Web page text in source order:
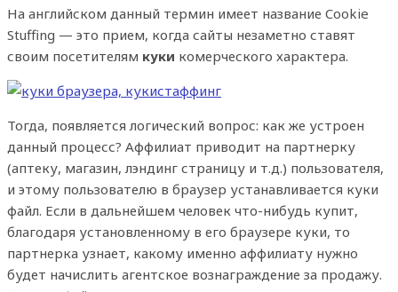
На английском данный термин имеет название Cookie
Stuffing — это прием, когда сайты незаметно ставят
своим посетителям куки комерческого характера.
Тогда, появляется логический вопрос: как же устроен
данный процесс? Аффилиат приводит на партнерку
(аптеку, магазин, лэндинг страницу и т.д.) пользователя,
и этому пользователю в браузер устанавливается куки
файл. Если в дальнейшем человек что-нибудь купит,
благодаря установленному в его браузере куки, то
партнерка узнает, какому именно аффилиату нужно
будет начислить агентское вознаграждение за продажу.